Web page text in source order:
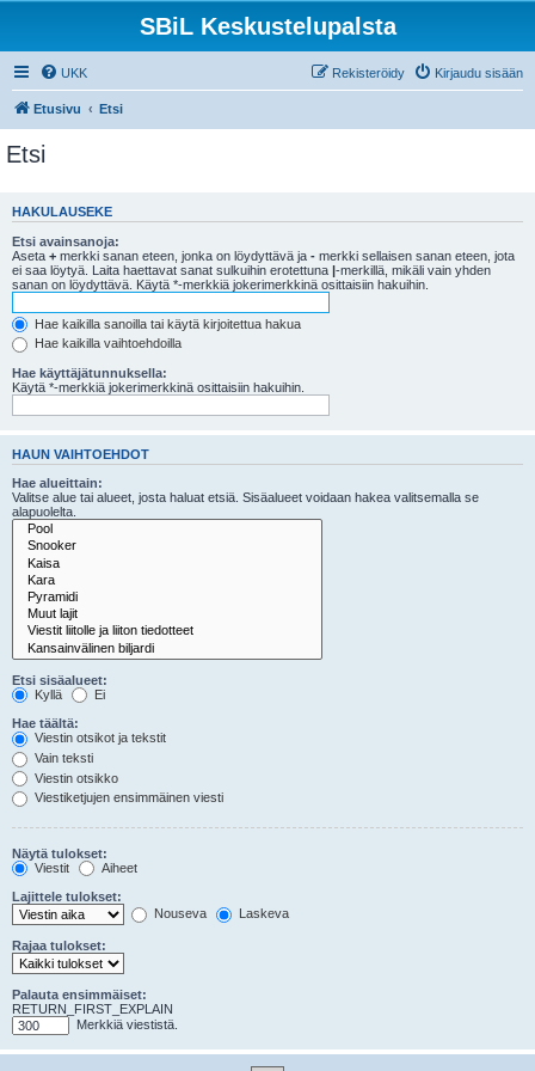
SBiL Keskustelupalsta
UKK Kirjaudu sisään
Rekisteröidy
Etusivu Etsi
Etsi
HAKULAUSEKE
Etsi avainsanoja:
Aseta + merkki sanan eteen, jonka on löydyttävä ja - merkki sellaisen sanan eteen, jota
ei saa löytyä. Laita haettavat sanat sulkuihin erotettuna |-merkillä, mikäli vain yhden
sanan on löydyttävä. Käytä *-merkkiä jokerimerkkinä osittaisiin hakuihin.
Hae kaikilla sanoilla tai käytä kirjoitettua hakua
Hae kaikilla vaihtoehdoilla
Hae käyttäjätunnuksella:
Käytä *-merkkiä jokerimerkkinä osittaisiin hakuihin.
HAUN VAIHTOEHDOT
Hae alueittain:
Valitse alue tai alueet, josta haluat etsiä. Sisäalueet voidaan hakea valitsemalla se
alapuolelta.
Etsi sisäalueet:
Kyllä
Ei
Hae täältä:
Viestin otsikot ja tekstit
Vain teksti
Viestin otsikko
Viestiketjujen ensimmäinen viesti
Näytä tulokset:
Viestit
Aiheet
Lajittele tulokset:
Nouseva
Laskeva
Rajaa tulokset:
Palauta ensimmäiset:
RETURN_FIRST_EXPLAIN
Merkkiä viestistä.